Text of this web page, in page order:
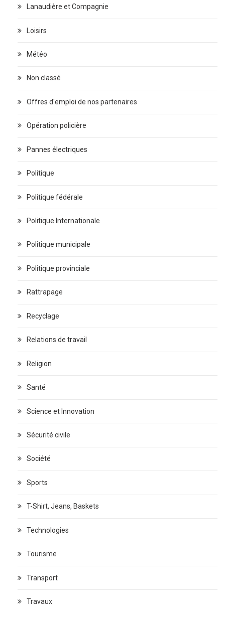
Lanaudière et Compagnie
Loisirs
Météo
Non classé
Offres d'emploi de nos partenaires
Opération policière
Pannes électriques
Politique
Politique fédérale
Politique Internationale
Politique municipale
Politique provinciale
Rattrapage
Recyclage
Relations de travail
Religion
Santé
Science et Innovation
Sécurité civile
Société
Sports
T-Shirt, Jeans, Baskets
Technologies
Tourisme
Transport
Travaux